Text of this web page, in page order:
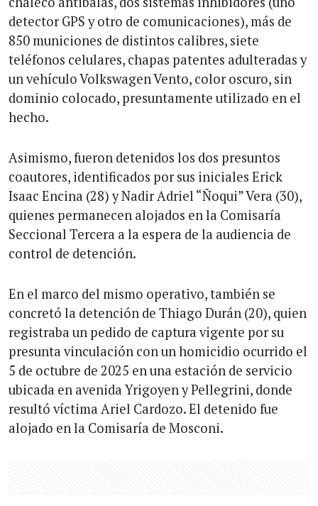
detector GPS y otro de comunicaciones), más de
850 municiones de distintos calibres, siete
teléfonos celulares, chapas patentes adulteradas y
un vehículo Volkswagen Vento, color oscuro, sin
dominio colocado, presuntamente utilizado en el
hecho.
Asimismo, fueron detenidos los dos presuntos
coautores, identificados por sus iniciales Erick
Isaac Encina (28) y Nadir Adriel “Ñoqui” Vera (30),
quienes permanecen alojados en la Comisaría
Seccional Tercera a la espera de la audiencia de
control de detención.
En el marco del mismo operativo, también se
concretó la detención de Thiago Durán (20), quien
registraba un pedido de captura vigente por su
presunta vinculación con un homicidio ocurrido el
5 de octubre de 2025 en una estación de servicio
ubicada en avenida Yrigoyen y Pellegrini, donde
resultó víctima Ariel Cardozo. El detenido fue
alojado en la Comisaría de Mosconi.